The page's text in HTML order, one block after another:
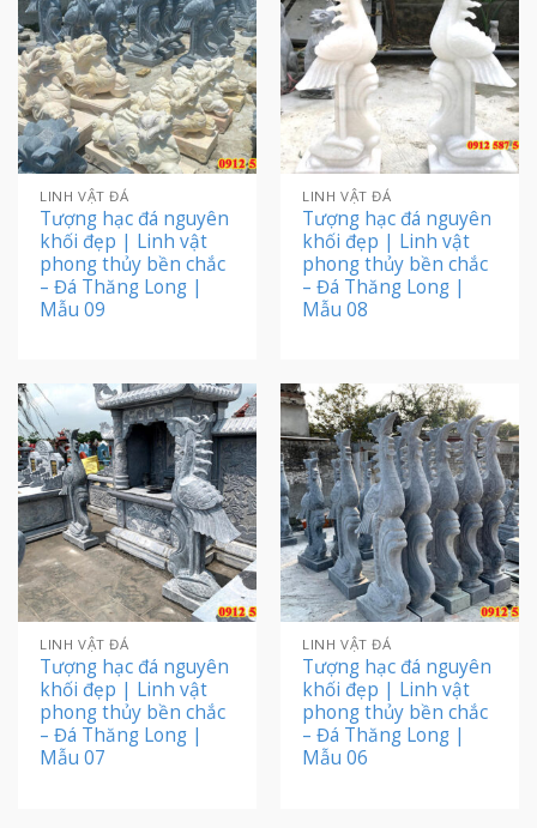
LINH VẬT ĐÁ
Tượng hạc đá nguyên
khối đẹp | Linh vật
phong thủy bền chắc
– Đá Thăng Long |
Mẫu 09
LINH VẬT ĐÁ
Tượng hạc đá nguyên
khối đẹp | Linh vật
phong thủy bền chắc
– Đá Thăng Long |
Mẫu 08
LINH VẬT ĐÁ
Tượng hạc đá nguyên
khối đẹp | Linh vật
phong thủy bền chắc
– Đá Thăng Long |
Mẫu 07
LINH VẬT ĐÁ
Tượng hạc đá nguyên
khối đẹp | Linh vật
phong thủy bền chắc
– Đá Thăng Long |
Mẫu 06